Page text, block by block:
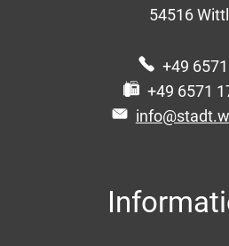
54516
+49
+49 6571